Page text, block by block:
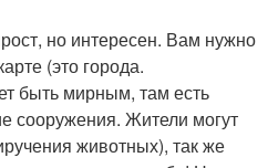
но интересен. Вам нужно
(это города.
быть мирным, там есть
сооружения. Жители могут
животных), так же